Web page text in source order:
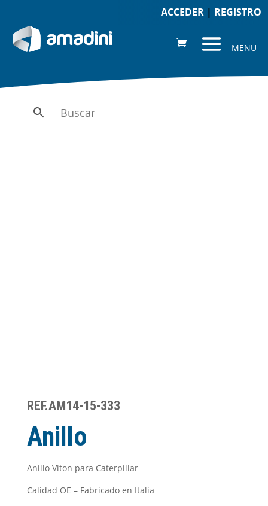
ACCEDER| REGISTRO
REF.AM14-15-333
Anillo
Anillo Viton para Caterpillar
Calidad OE – Fabricado en Italia